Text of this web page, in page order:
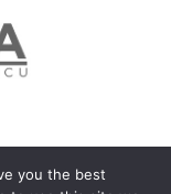
you the best